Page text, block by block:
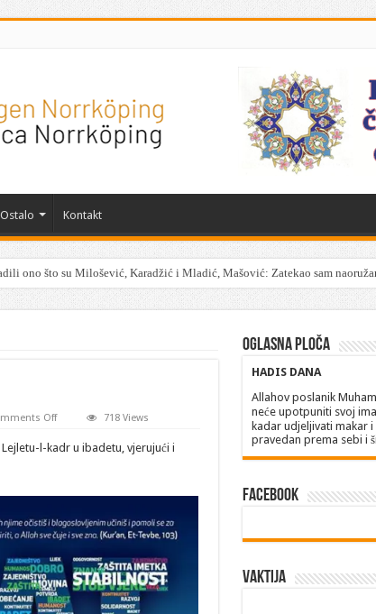
Ostalo Kontakt
ono što su Milošević, Karadžić i Mladić, Mašović: Zatekao sam
Offon
PETI
DAN
718 Views
l-kadr u ibadetu, vjerujući i
Oglasna ploča
HADIS DANA
Allahov poslanik
neće upotpuniti svoj
kadar udjeljivati makar
pravedan prema sebi i
Facebook
Vaktija